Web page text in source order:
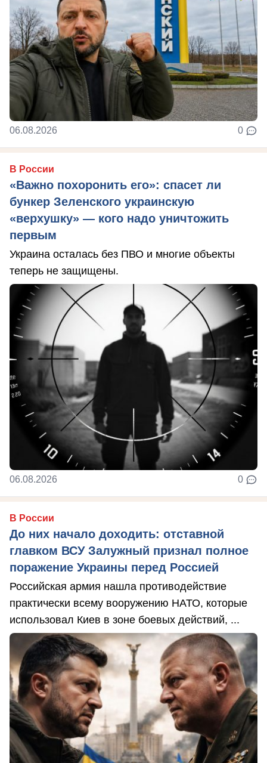
06.08.2026 0
В России
«Важно похоронить его»: спасет ли
бункер Зеленского украинскую
«верхушку» — кого надо уничтожить
первым
Украина осталась без ПВО и многие объекты
теперь не защищены.
06.08.2026 0
В России
До них начало доходить: отставной
главком ВСУ Залужный признал полное
поражение Украины перед Россией
Российская армия нашла противодействие
практически всему вооружению НАТО, которые
использовал Киев в зоне боевых действий, ...